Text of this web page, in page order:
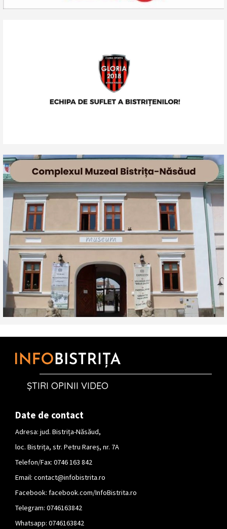
ȘTIRI OPINII VIDEO
Date de contact
Adresa: jud. Bistrița-Năsăud,
loc. Bistrița, str. Petru Rareș, nr. 7A
Telefon/Fax: 0746 163 842
Email: contact@infobistrita.ro
Facebook: facebook.com/InfoBistrita.ro
Telegram: 0746163842
Whatsapp: 0746163842